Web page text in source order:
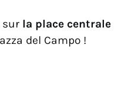
sur la place centrale
del Campo !